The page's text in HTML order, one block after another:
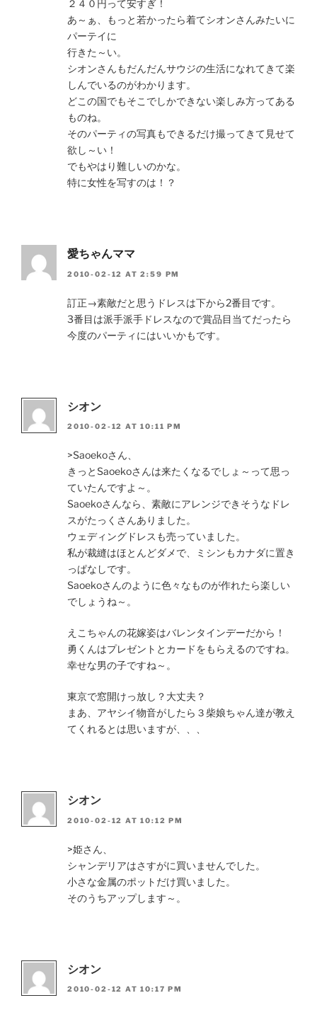
２４０円って安すぎ！
あ～ぁ、もっと若かったら着てシオンさんみたいに
パーテイに
行きた～い。
シオンさんもだんだんサウジの生活になれてきて楽
しんでいるのがわかります。
どこの国でもそこでしかできない楽しみ方ってある
ものね。
そのパーティの写真もできるだけ撮ってきて見せて
欲し～い！
でもやはり難しいのかな。
特に女性を写すのは！？
愛ちゃんママ
2010-02-12 AT 2:59 PM
訂正→素敵だと思うドレスは下から2番目です。
3番目は派手派手ドレスなので賞品目当てだったら
今度のパーティにはいいかもです。
シオン
2010-02-12 AT 10:11 PM
>Saoekoさん、
きっとSaoekoさんは来たくなるでしょ～って思っ
ていたんですよ～。
Saoekoさんなら、素敵にアレンジできそうなドレ
スがたっくさんありました。
ウェディングドレスも売っていました。
私が裁縫はほとんどダメで、ミシンもカナダに置き
っぱなしです。
Saoekoさんのように色々なものが作れたら楽しい
でしょうね～。
えこちゃんの花嫁姿はバレンタインデーだから！
勇くんはプレゼントとカードをもらえるのですね。
幸せな男の子ですね～。
東京で窓開けっ放し？大丈夫？
まあ、アヤシイ物音がしたら３柴娘ちゃん達が教え
てくれるとは思いますが、、、
シオン
2010-02-12 AT 10:12 PM
>姫さん、
シャンデリアはさすがに買いませんでした。
小さな金属のポットだけ買いました。
そのうちアップします～。
シオン
2010-02-12 AT 10:17 PM